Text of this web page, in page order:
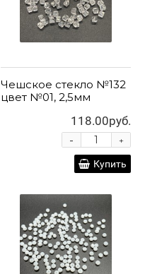
Чешское стекло №132
цвет №01, 2,5мм
118.00руб.
+
-
Купить